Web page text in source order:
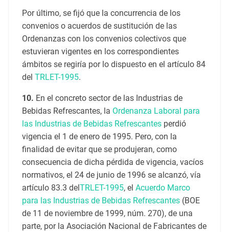
Por último, se fijó que la concurrencia de los
convenios o acuerdos de sustitución de las
Ordenanzas con los convenios colectivos que
estuvieran vigentes en los correspondientes
ámbitos se regiría por lo dispuesto en el artículo 84
del TRLET-1995.
10. En el concreto sector de las Industrias de
Bebidas Refrescantes, la Ordenanza Laboral para
las Industrias de Bebidas Refrescantesperdió
vigencia el 1 de enero de 1995. Pero, con la
finalidad de evitar que se produjeran, como
consecuencia de dicha pérdida de vigencia, vacíos
normativos, el 24 de junio de 1996 se alcanzó, vía
artículo 83.3 del TRLET-1995, el Acuerdo Marco
para las Industrias de Bebidas Refrescantes(BOE
de 11 de noviembre de 1999, núm. 270), de una
parte, por la Asociación Nacional de Fabricantes de